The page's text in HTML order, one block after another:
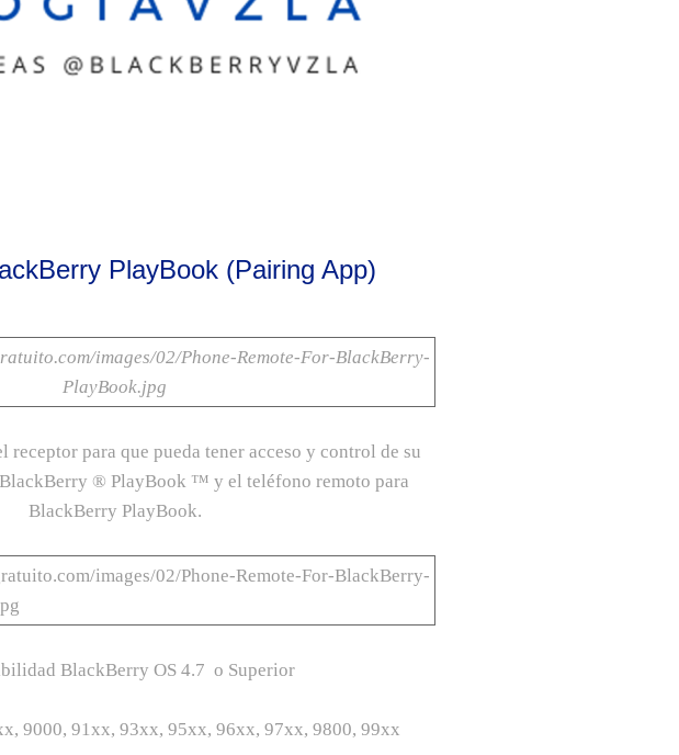
PlayBook (Pairing App)
receptor para que pueda tener acceso y control de su
BlackBerry ® PlayBook ™ y el teléfono remoto para
BlackBerry PlayBook.
BlackBerry OS 4.7 o Superior
9000, 91xx, 93xx, 95xx, 96xx, 97xx, 9800, 99xx